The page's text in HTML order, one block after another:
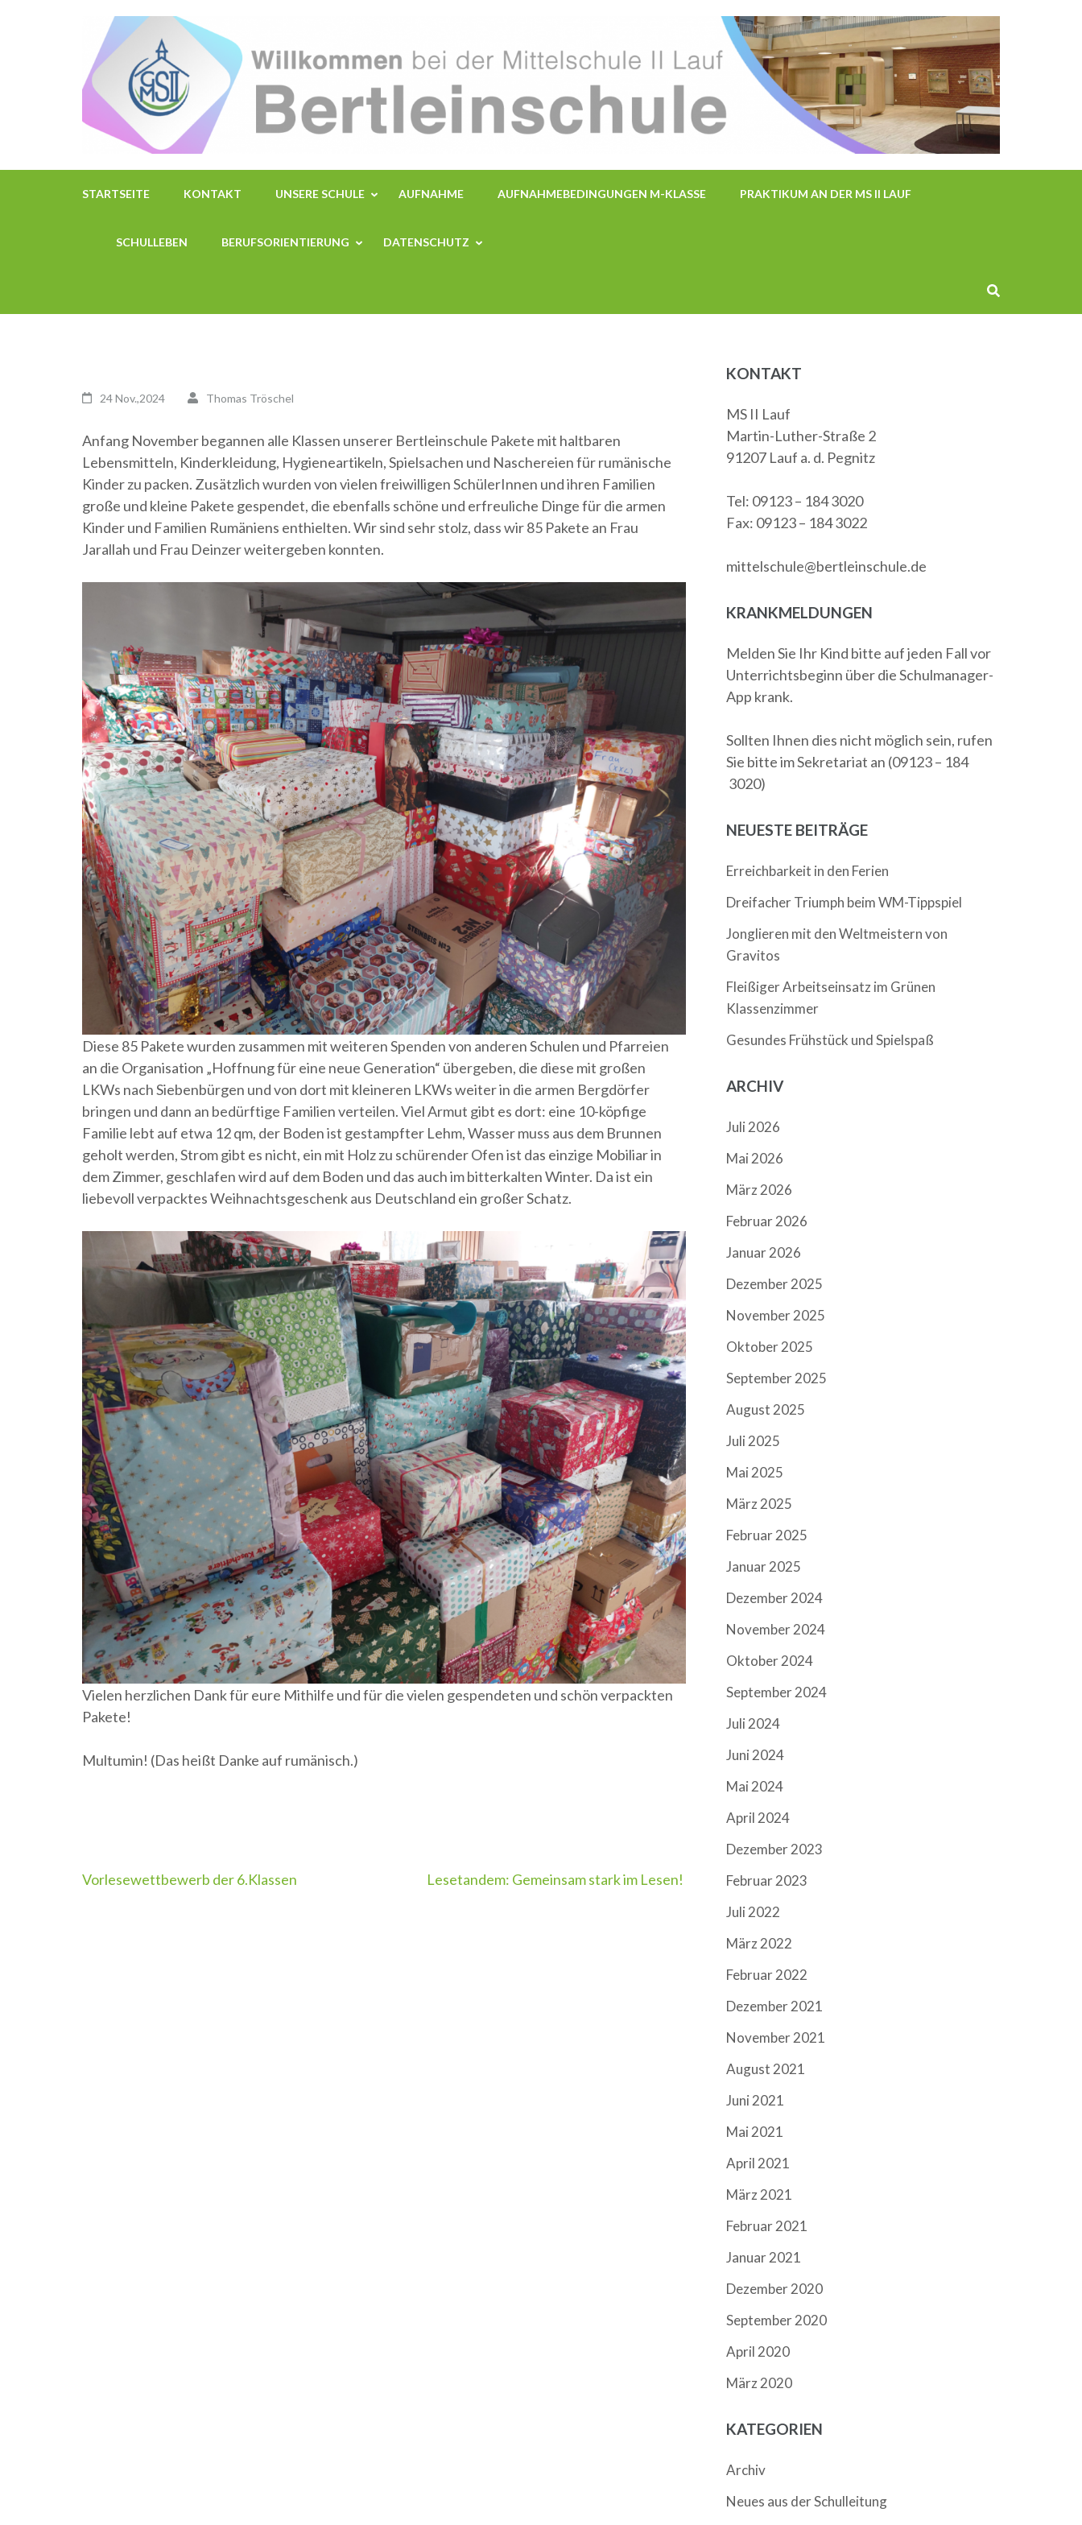
STARTSEITE KONTAKT UNSERE SCHULE AUFNAHME AUFNAHMEBEDINGUNGEN M-KLASSE PRAKTIKUM AN DER MS II LAUF
SCHULLEBEN BERUFSORIENTIERUNG DATENSCHUTZ
24 Nov.,2024 Thomas Tröschel
Anfang November begannen alle Klassen unserer Bertleinschule Pakete mit haltbaren
Lebensmitteln, Kinderkleidung, Hygieneartikeln, Spielsachen und Naschereien für rumänische
Kinder zu packen. Zusätzlich wurden von vielen freiwilligen SchülerInnen und ihren Familien
große und kleine Pakete gespendet, die ebenfalls schöne und erfreuliche Dinge für die armen
Kinder und Familien Rumäniens enthielten. Wir sind sehr stolz, dass wir 85 Pakete an Frau
Jarallah und Frau Deinzer weitergeben konnten.
Diese 85 Pakete wurden zusammen mit weiteren Spenden von anderen Schulen und Pfarreien
an die Organisation „Hoffnung für eine neue Generation“ übergeben, die diese mit großen
LKWs nach Siebenbürgen und von dort mit kleineren LKWs weiter in die armen Bergdörfer
bringen und dann an bedürftige Familien verteilen. Viel Armut gibt es dort: eine 10-köpfige
Familie lebt auf etwa 12 qm, der Boden ist gestampfter Lehm, Wasser muss aus dem Brunnen
geholt werden, Strom gibt es nicht, ein mit Holz zu schürender Ofen ist das einzige Mobiliar in
dem Zimmer, geschlafen wird auf dem Boden und das auch im bitterkalten Winter. Da ist ein
liebevoll verpacktes Weihnachtsgeschenk aus Deutschland ein großer Schatz.
Vielen herzlichen Dank für eure Mithilfe und für die vielen gespendeten und schön verpackten
Pakete!
Multumin! (Das heißt Danke auf rumänisch.)
Beitragsnavigation
Vorlesewettbewerb der 6.Klassen Lesetandem: Gemeinsam stark im Lesen!
KONTAKT
MS II Lauf
Martin-Luther-Straße 2
91207 Lauf a. d. Pegnitz
Tel: 09123 – 184 3020
Fax: 09123 – 184 3022
mittelschule@bertleinschule.de
KRANKMELDUNGEN
Melden Sie Ihr Kind bitte auf jeden Fall vor
Unterrichtsbeginn über die Schulmanager-
App krank.
Sollten Ihnen dies nicht möglich sein, rufen
Sie bitte im Sekretariat an (09123 – 184
3020)
NEUESTE BEITRÄGE
Erreichbarkeit in den Ferien
Dreifacher Triumph beim WM-Tippspiel
Jonglieren mit den Weltmeistern von
Gravitos
Fleißiger Arbeitseinsatz im Grünen
Klassenzimmer
Gesundes Frühstück und Spielspaß
ARCHIV
Juli 2026
Mai 2026
März 2026
Februar 2026
Januar 2026
Dezember 2025
November 2025
Oktober 2025
September 2025
August 2025
Juli 2025
Mai 2025
März 2025
Februar 2025
Januar 2025
Dezember 2024
November 2024
Oktober 2024
September 2024
Juli 2024
Juni 2024
Mai 2024
April 2024
Dezember 2023
Februar 2023
Juli 2022
März 2022
Februar 2022
Dezember 2021
November 2021
August 2021
Juni 2021
Mai 2021
April 2021
März 2021
Februar 2021
Januar 2021
Dezember 2020
September 2020
April 2020
März 2020
KATEGORIEN
Archiv
Neues aus der Schulleitung